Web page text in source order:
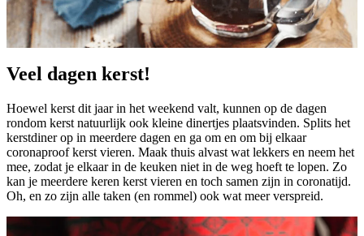
Veel dagen kerst!
Hoewel kerst dit jaar in het weekend valt, kunnen op de dagen
rondom kerst natuurlijk ook kleine dinertjes plaatsvinden. Splits het
kerstdiner op in meerdere dagen en ga om en om bij elkaar
coronaproof kerst vieren. Maak thuis alvast wat lekkers en neem het
mee, zodat je elkaar in de keuken niet in de weg hoeft te lopen. Zo
kan je meerdere keren kerst vieren en toch samen zijn in coronatijd.
Oh, en zo zijn alle taken (en rommel) ook wat meer verspreid.